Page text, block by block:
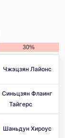
30%
Чжэцзян Лайонс
Синьцзян Флаинг
Тайгерс
Шаньдун Хироус